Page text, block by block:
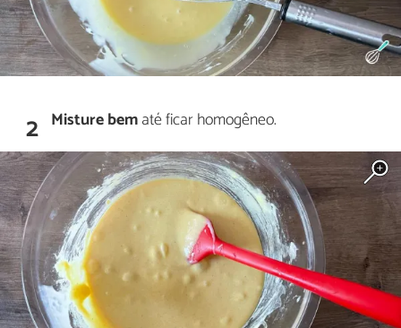
2 Misture bematé ficar homogêneo.